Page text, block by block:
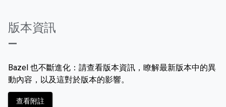
版本資訊
—
Bazel 也不斷進化：請查看版本資訊，瞭解最新版本中的異
動內容，以及這對於版本的影響。
查看附註